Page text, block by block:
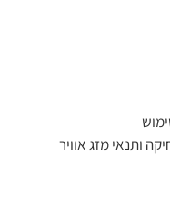
ותנאי מזג אוויר